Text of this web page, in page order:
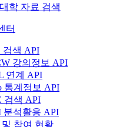
학 자료 검색
터
검색 API
강의정보 API
연계 API
통계정보 API
검색 API
분석활용 API
및 참여 현황